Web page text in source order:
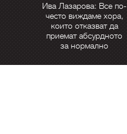
Ива Лазарова: Все по-
често виждаме хора,
които отказват да
приемат абсурдното
за нормално